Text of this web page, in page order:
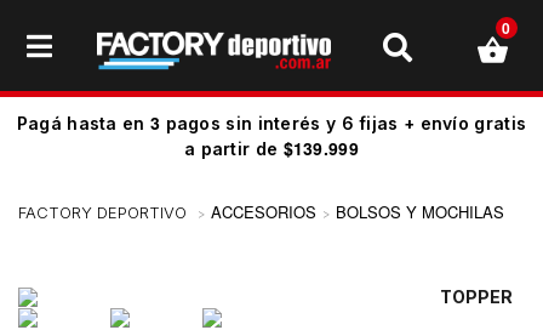
Pagá hasta en 3 pagos sin interés y 6 fijas + envío gratis
a partir de $139.999
0
ACCESORIOS BOLSOS Y MOCHILAS
TOPPER